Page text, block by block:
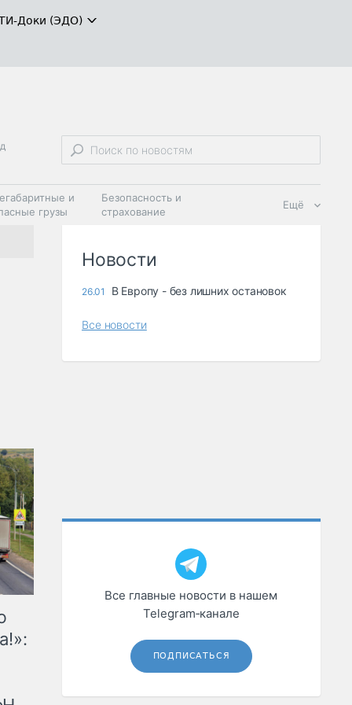
Доки (ЭДО)
и
грузы
Безопасность и
страхование
Ещё
Новости
26.01 В Европу - без лишних остановок
Все новости
Все главные новости в нашем
Telegram‑канале
ПОДПИСАТЬСЯ